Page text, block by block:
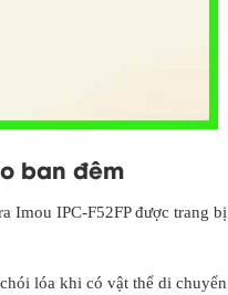
ban đêm
Imou IPC-F52FP được trang bị
lóa khi có vật thể di chuyển